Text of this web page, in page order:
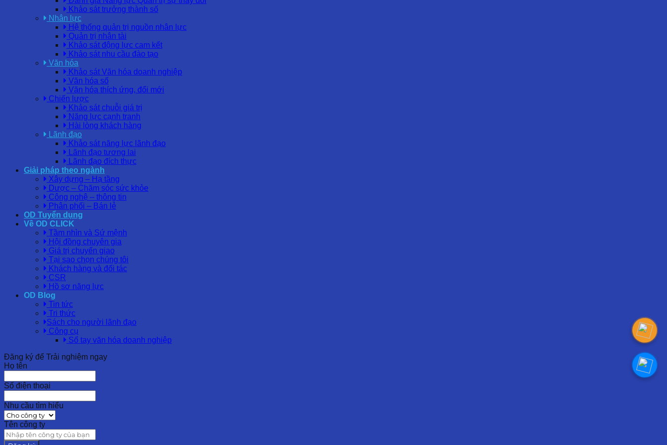
Khảo sát trưởng thành số
Nhân lực
Hệ thống quản trị nguồn nhân lực
Quản trị nhân tài
Khảo sát động lực cam kết
Khảo sát nhu cầu đào tạo
Văn hóa
Khảo sát Văn hóa doanh nghiệp
Văn hóa số
Văn hóa thích ứng, đổi mới
Chiến lược
Khảo sát chuỗi giá trị
Năng lực cạnh tranh
Hài lòng khách hàng
Lãnh đạo
Khảo sát năng lực lãnh đạo
Lãnh đạo tương lai
Lãnh đạo đích thực
Giải pháp theo ngành
Xây dựng – Hạ tầng
Dược – Chăm sóc sức khỏe
Công nghệ – thông tin
Phân phối – Bán lẻ
OD Tuyển dụng
Về OD CLICK
Tầm nhìn và Sứ mệnh
Hội đồng chuyên gia
Giá trị chuyển giao
Tại sao chọn chúng tôi
Khách hàng và đối tác
CSR
Hồ sơ năng lực
OD Blog
Tin tức
Tri thức
Sách cho người lãnh đạo
Công cụ
Sổ tay văn hóa doanh nghiệp
Đăng ký để Trải nghiệm ngay
Họ tên
Số điện thoại
Nhu cầu tìm hiểu
Tên công ty